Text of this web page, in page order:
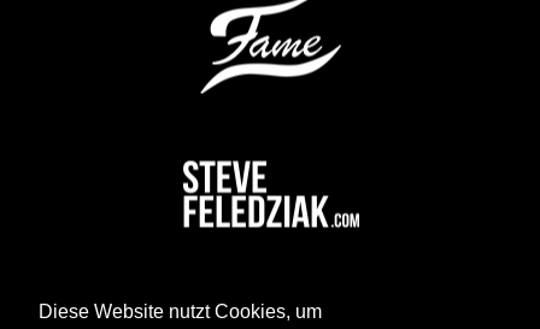
Diese Website nutzt Cookies, um